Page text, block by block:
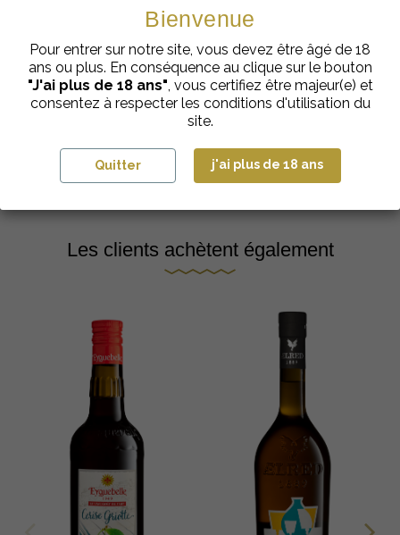
Sirops Bar
Sirop Litchi "Spécial Bar"
| 1L
Ajouter au panier
Les clients achètent également
Bienvenue
Pour entrer sur notre site, vous devez être âgé de 18
ans ou plus. En conséquence au clique sur le bouton
"J'ai plus de 18 ans", vous certifiez être majeur(e) et
consentez à respecter les conditions d'utilisation du
site.
Quitter j'ai plus de 18 ans